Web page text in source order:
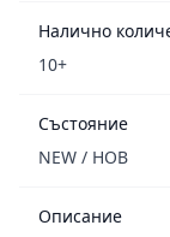
Налично
10+
Състояние
NEW / НОВ
Описание